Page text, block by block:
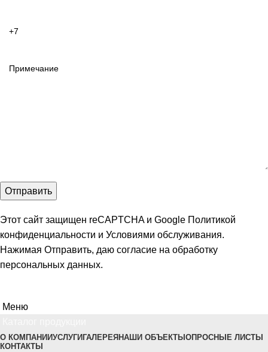
Этот сайт защищен reCAPTCHA и Google Политикой
конфиденциальности и Условиями обслуживания.
Нажимая Отправить, даю согласие на обработку
персональных данных.
Меню
О КОМПАНИИУСЛУГИ ГАЛЕРЕЯ НАШИ ОБЪЕКТЫ ОПРОСНЫЕ ЛИСТЫ
КОНТАКТЫ